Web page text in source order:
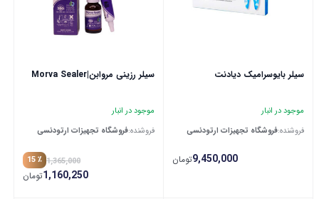
سیلر بایوسرامیک دیادنت
موجود در انبار
فروشنده:فروشگاه تجهیزات ارتودنسی
9,450,000تومان
سیلر رزینی مروابن|Morva Sealer
موجود در انبار
فروشنده:فروشگاه تجهیزات ارتودنسی
1,365,000 ٪ 15
1,160,250تومان